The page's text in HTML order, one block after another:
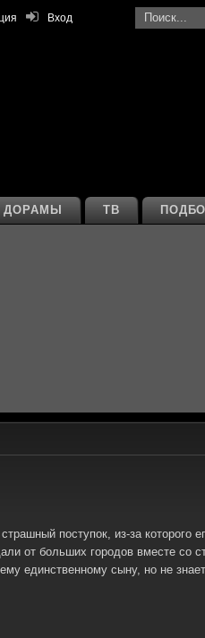
Вход
ТВ
ДОРАМЫ
поступок, из-за которого
от больших городов вместе со
единственному сыну, но не